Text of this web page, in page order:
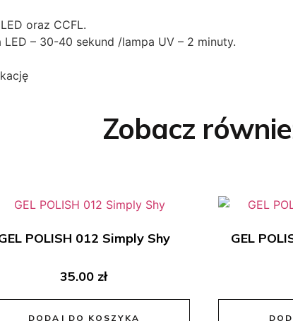
oraz CCFL.
– 30-40 sekund /lampa UV – 2 minuty.
Zobacz
POLISH 012 Simply Shy
35.00 zł
DODAJ DO KOSZYKA
GEL